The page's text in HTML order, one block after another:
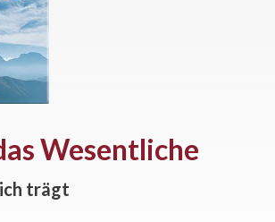
Wesentliche
trägt